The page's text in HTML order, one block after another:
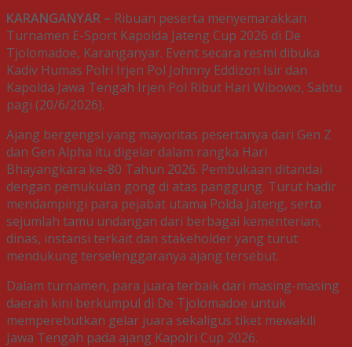
KARANGANYAR – Ribuan peserta menyemarakkan
Turnamen E-Sport Kapolda Jateng Cup 2026 di De
Tjolomadoe, Karanganyar. Event secara resmi dibuka
Kadiv Humas Polri Irjen Pol Johnny Eddizon Isir dan
Kapolda Jawa Tengah Irjen Pol Ribut Hari Wibowo, Sabtu
pagi (20/6/2026).
Ajang bergengsi yang mayoritas pesertanya dari Gen Z
dan Gen Alpha itu digelar dalam rangka Hari
Bhayangkara ke-80 Tahun 2026. Pembukaan ditandai
dengan pemukulan gong di atas panggung. Turut hadir
mendampingi para pejabat utama Polda Jateng, serta
sejumlah tamu undangan dari berbagai kementerian,
dinas, instansi terkait dan stakeholder yang turut
mendukung terselenggaranya ajang tersebut.
Dalam turnamen, para juara terbaik dari masing-masing
daerah kini berkumpul di De Tjolomadoe untuk
memperebutkan gelar juara sekaligus tiket mewakili
Jawa Tengah pada ajang Kapolri Cup 2026.